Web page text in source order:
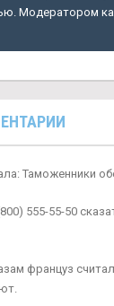
Модератором
Таможенники
555-55-50
француз